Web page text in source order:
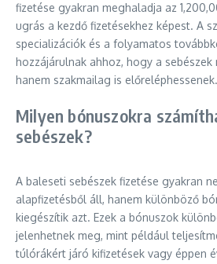
fizetése gyakran meghaladja az
ugrás a kezdő fizetésekhez képest. A
specializációk és a folyamatos
hozzájárulnak ahhoz, hogy a sebészek
hanem szakmailag is előreléphessenek.
Milyen bónuszokra
sebészek?
A baleseti sebészek fizetése gyakran
alapfizetésből áll, hanem különböző
kiegészítik azt. Ezek a bónuszok
jelenhetnek meg, mint például
túlórákért járó kifizetések vagy éppen